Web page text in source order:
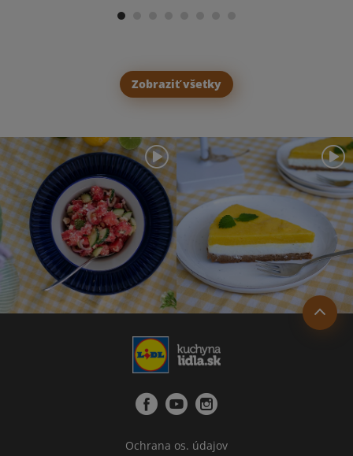
Zobraziť všetky
Ochrana os. údajov